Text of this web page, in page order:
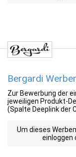
Bergardi
Zur Bewerbung der
jeweiligen Produkt-
(Spalte Deeplink der
Um dieses
einloggen